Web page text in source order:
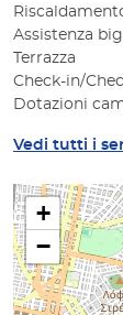
Assistenza
Terrazza
Check-in/
Dotazioni
Vedi tutti i
+
−